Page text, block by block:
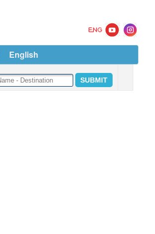
English